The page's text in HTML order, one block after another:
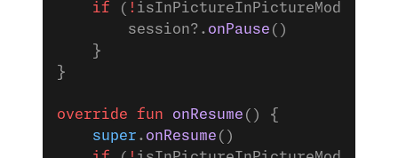
    if
( ! isInPictureInPictureMode) {
        session?.
onPause ()
    }
}
override fun onResume () {
    super
. onResume ()